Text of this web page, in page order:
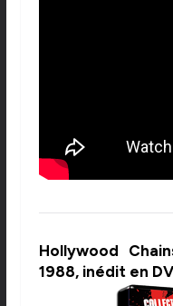
Hollywood
1988, inédit en